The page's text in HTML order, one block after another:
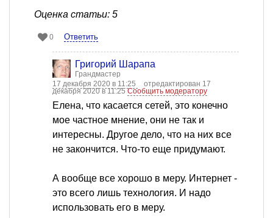
Оценка статьи: 5
0 Ответить
Григорий Шарапа
Грандмастер
17 декабря 2020 в 11:25
отредактирован 17
декабря 2020 в 11:25Сообщить модератору
Елена, что касается сетей, это конечно
мое частное мнение, они не так и
интересны. Другое дело, что на них все
не закончится. Что-то еще придумают.
А вообще все хорошо в меру. Интернет -
это всего лишь технология. И надо
использовать его в меру.